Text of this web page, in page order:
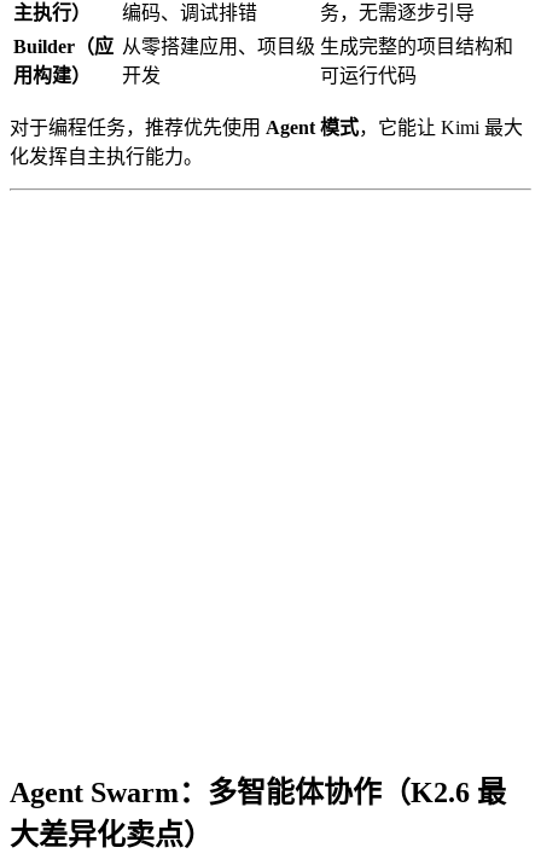
主执行）
编码、调试排错
务，无需逐步引导
Builder（应
用构建）
从零搭建应用、项目级
开发
生成完整的项目结构和
可运行代码
对于编程任务，推荐优先使用 Agent 模式，它能让 Kimi 最大
化发挥自主执行能力。
Agent Swarm：多智能体协作（K2.6 最
大差异化卖点）